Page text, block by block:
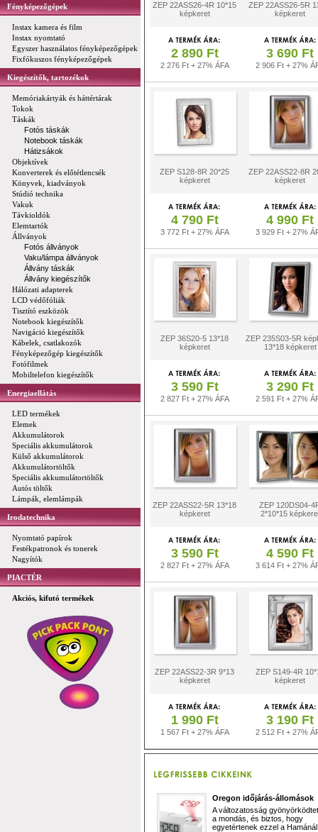
Fényképezőgépek
Instax kamera és film
Instax nyomtató
Egyszer használatos fényképezőgépek
Fixfókuszos fényképezőgépek
Kiegészítők, tartozékok
Memóriakártyák és háttértárak
Tokok
Táskák
Fotós táskák
Notebook táskák
Hátizsákok
Objektívek
Konverterek és előtétlencsék
Könyvek, kiadványok
Stúdió technika
Vakuk
Távkioldók
Elemtartók
Állványok
Fotós állványok
Vaku/lámpa állványok
Állvány táskák
Állvány kiegészítők
Hálózati adapterek
LCD védőfóliák
Tisztító eszközök
Notebook kiegészítők
Navigáció kiegészítők
Kábelek, csatlakozók
Fényképezőgép kiegészítők
Fotófilmek
Mobiltelefon kiegészítők
Energiaellátás
LED termékek
Elemek
Akkumulátorok
Speciális akkumulátorok
Külső akkumulátorok
Akkumulátortöltők
Speciális akkumulátortöltők
Autós töltők
Lámpák, elemlámpák
Irodatechnika
Nyomtató papírok
Festékpatronok és tonerek
Nagyítók
PIACTÉR
Akciós, kifutó termékek
ZEP 22ASS26-4R 10*15
képkeret
ZEP 22ASS26-5R
képkeret
2 890 Ft
2 276 Ft + 27% ÁFA
3 690 Ft
2 906 Ft + 27%
ZEP S128-8R 20*25
képkeret
ZEP 22ASS22-8R
képkeret
4 790 Ft
3 772 Ft + 27% ÁFA
4 990 Ft
3 929 Ft + 27%
ZEP 36S20-5 13*18
képkeret
ZEP 235S03-5R
13*18 képkeret
3 590 Ft
2 827 Ft + 27% ÁFA
3 290 Ft
2 591 Ft + 27%
ZEP 22ASS22-5R 13*18
képkeret
ZEP 120DS04-
2*10*15
3 590 Ft
2 827 Ft + 27% ÁFA
4 590 Ft
3 614 Ft + 27%
ZEP 22ASS22-3R 9*13
képkeret
ZEP S149-4R
képkeret
1 990 Ft
1 567 Ft + 27% ÁFA
3 190 Ft
2 512 Ft + 27%
Oregon időjárás-állomások
A változatosság
a mondás, és biztos, hogy
egyetértenek ezzel a